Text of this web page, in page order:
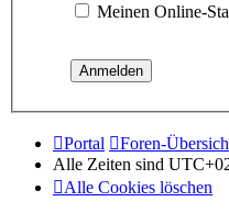
Meinen Online-
Portal
Foren-
Alle Zeiten sind
Alle Cookies löschen